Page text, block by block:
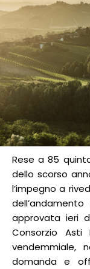
Rese a 85
dello scorso
l’impegno a
approvata ieri
Consorzio
vendemmiale,
domanda e